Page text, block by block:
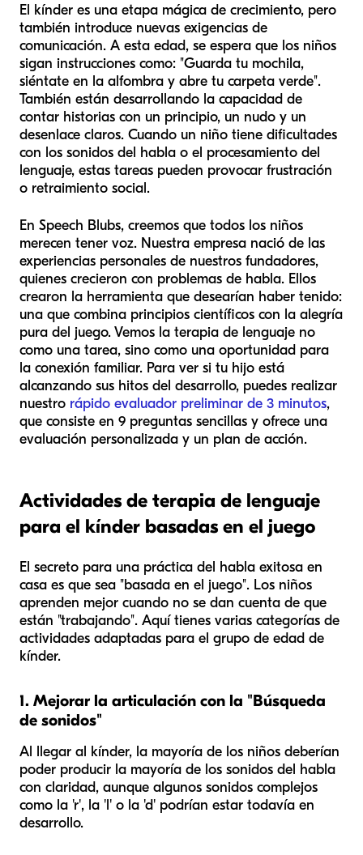
El kínder es una etapa mágica de crecimiento, pero
también introduce nuevas exigencias de
comunicación. A esta edad, se espera que los niños
sigan instrucciones como: "Guarda tu mochila,
siéntate en la alfombra y abre tu carpeta verde".
También están desarrollando la capacidad de
contar historias con un principio, un nudo y un
desenlace claros. Cuando un niño tiene dificultades
con los sonidos del habla o el procesamiento del
lenguaje, estas tareas pueden provocar frustración
o retraimiento social.
En Speech Blubs, creemos que todos los niños
merecen tener voz. Nuestra empresa nació de las
experiencias personales de nuestros fundadores,
quienes crecieron con problemas de habla. Ellos
crearon la herramienta que desearían haber tenido:
una que combina principios científicos con la alegría
pura del juego. Vemos la terapia de lenguaje no
como una tarea, sino como una oportunidad para
la conexión familiar. Para ver si tu hijo está
alcanzando sus hitos del desarrollo, puedes realizar
nuestro rápido evaluador preliminar de 3 minutos,
que consiste en 9 preguntas sencillas y ofrece una
evaluación personalizada y un plan de acción.
Actividades de terapia de lenguaje
para el kínder basadas en el juego
El secreto para una práctica del habla exitosa en
casa es que sea "basada en el juego". Los niños
aprenden mejor cuando no se dan cuenta de que
están "trabajando". Aquí tienes varias categorías de
actividades adaptadas para el grupo de edad de
kínder.
1. Mejorar la articulación con la "Búsqueda
de sonidos"
Al llegar al kínder, la mayoría de los niños deberían
poder producir la mayoría de los sonidos del habla
con claridad, aunque algunos sonidos complejos
como la 'r', la 'l' o la 'd' podrían estar todavía en
desarrollo.